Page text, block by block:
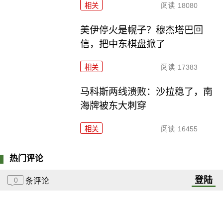
相关 阅读 18080
美伊停火是幌子？穆杰塔巴回
信，把中东棋盘掀了
相关 阅读 17383
马科斯两线溃败：沙拉稳了，南
海牌被东大刺穿
相关 阅读 16455
热门评论
0 条评论 登陆